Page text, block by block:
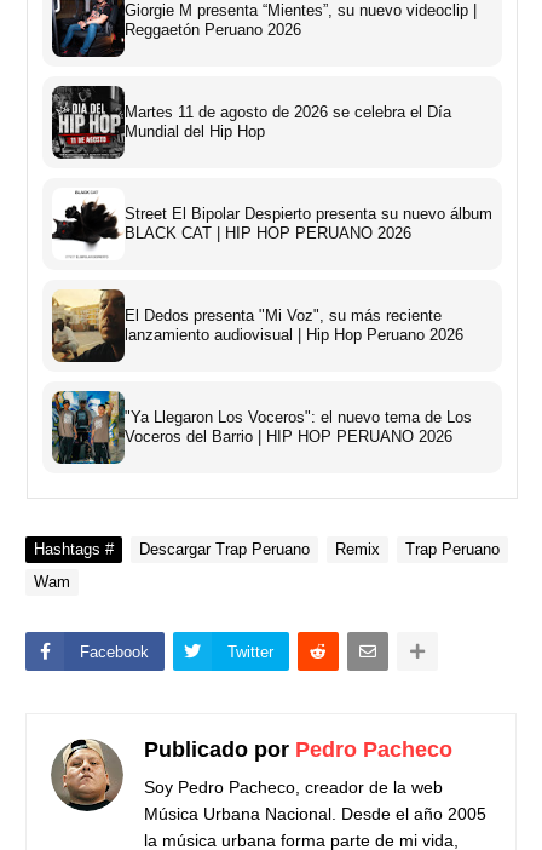
Giorgie M presenta “Mientes”, su nuevo videoclip |
Reggaetón Peruano 2026
Martes 11 de agosto de 2026 se celebra el Día
Mundial del Hip Hop
Street El Bipolar Despierto presenta su nuevo álbum
BLACK CAT | HIP HOP PERUANO 2026
El Dedos presenta "Mi Voz", su más reciente
lanzamiento audiovisual | Hip Hop Peruano 2026
"Ya Llegaron Los Voceros": el nuevo tema de Los
Voceros del Barrio | HIP HOP PERUANO 2026
Hashtags # Descargar Trap Peruano Remix
Trap Peruano
Wam
Facebook Twitter
Publicado por Pedro Pacheco
Soy Pedro Pacheco, creador de la web
Música Urbana Nacional. Desde el año 2005
la música urbana forma parte de mi vida,